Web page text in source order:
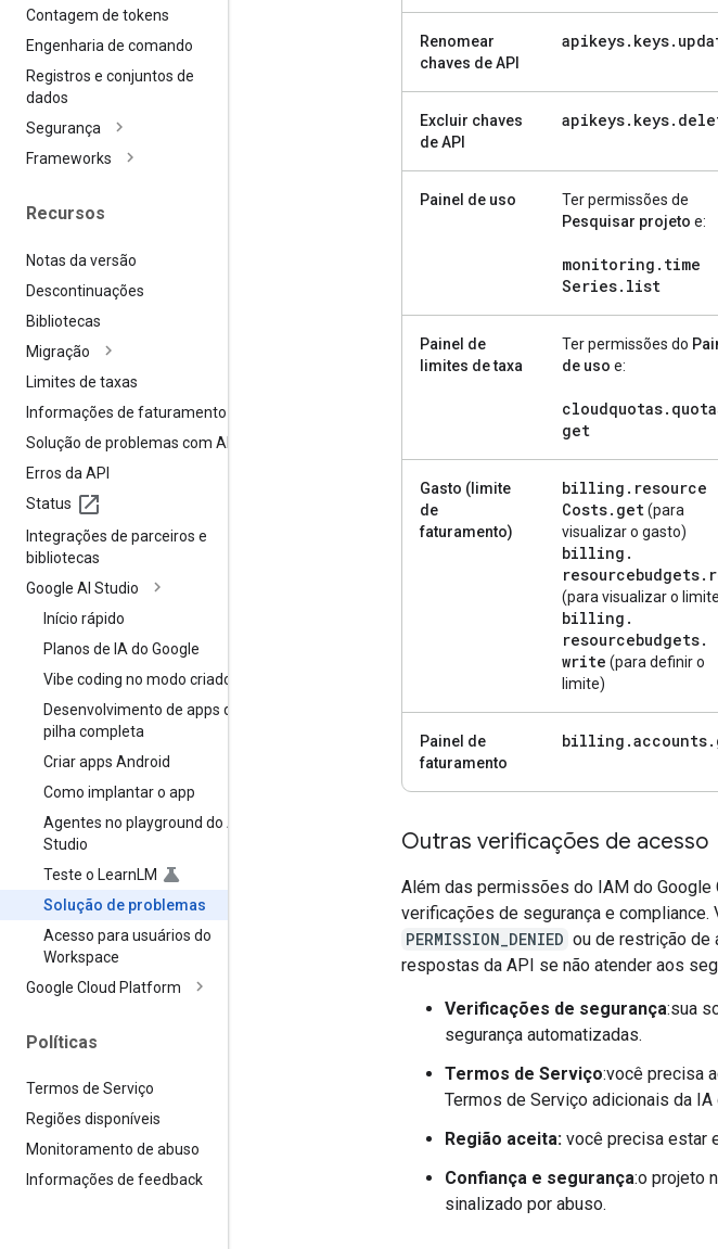
Contagem de tokens
Engenharia de comando
Registros e conjuntos de
dados
Segurança
Frameworks
Recursos
Notas da versão
Descontinuações
Bibliotecas
Migração
Limites de taxas
Informações de faturamento
Solução de problemas com APIs
Erros da API
Status
Integrações de parceiros e
bibliotecas
Google AI Studio
Início rápido
Planos de IA do Google
Vibe coding no modo criador
Desenvolvimento de apps de
pilha completa
Criar apps Android
Como implantar o app
Agentes no playground do AI
Studio
Teste o LearnLM
Solução de problemas
Acesso para usuários do
Workspace
Google Cloud Platform
Políticas
Termos de Serviço
Regiões disponíveis
Monitoramento de abuso
Informações de feedback
Renomear
chaves de API
apikeys. keys.
Excluir chaves
de API
apikeys. keys.
Painel de uso
Ter permissões de
Pesquisar projeto e:
monitoring . time
Series. list
Painel de
limites de taxa
Ter permissões do
de uso e:
cloudquotas.
get
Gasto (limite
de
faturamento)
billing . resource
Costs. get(para
visualizar o gasto)
billing .
resourcebudgets.
(para visualizar o
billing .
resourcebudgets.
write (para definir o
limite)
Painel de
faturamento
billing .accounts.
Outras verificações de acesso
Além das permissões do IAM do Google
verificações de segurança e compliance.
PERMISSION_DENIED ou de restrição de
respostas da API se não atender aos
Verificações de segurança:sua
segurança automatizadas.
Termos de Serviço:você precisa
Termos de Serviço adicionais da IA
Região aceita: você precisa estar
Confiança e segurança:o projeto
sinalizado por abuso.